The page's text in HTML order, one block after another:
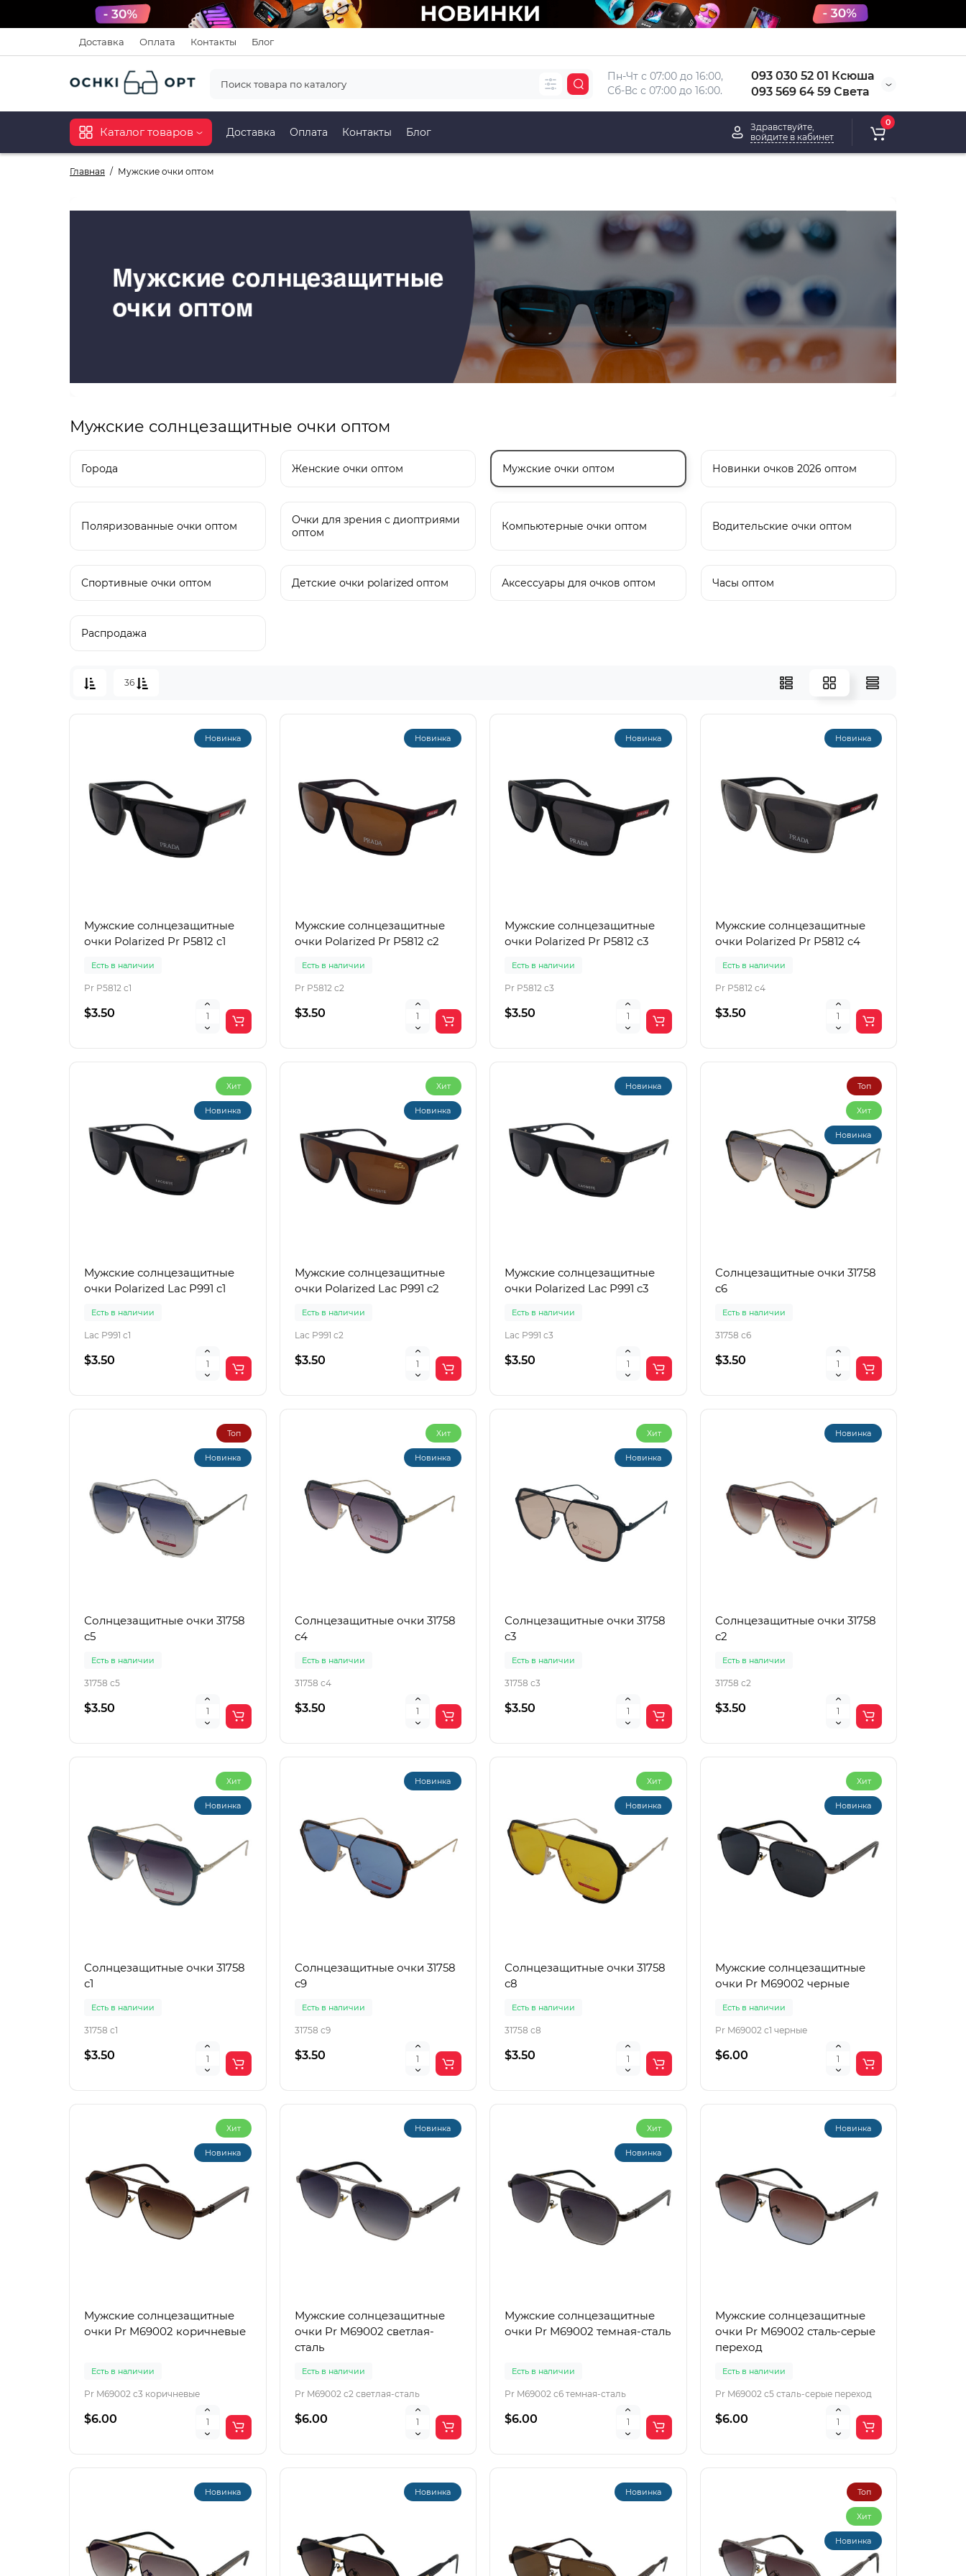
Доставка Оплата Контакты Блог
Пн-Чт с 07:00 до 16:00,
Сб-Вс с 07:00 до 16:00.
093 030 52 01 Ксюша
093 569 64 59 Света
Каталог товаров Доставка Оплата Контакты Блог
Здравствуйте,
войдите в кабинет
0
Главная Мужские очки оптом
Мужские солнцезащитные очки оптом
Города Женские очки оптом Мужские очки оптом Новинки очков 2026 оптом
Поляризованные очки оптом
Очки для зрения с диоптриями
оптом
Компьютерные очки оптом Водительские очки оптом
Спортивные очки оптом Детские очки polarized оптом Аксессуары для очков оптом Часы оптом
Распродажа
36
Новинка
Мужские солнцезащитные
очки Polarized Pr P5812 c1
Есть в наличии
Pr P5812 c1
$3.50
Новинка
Мужские солнцезащитные
очки Polarized Pr P5812 c2
Есть в наличии
Pr P5812 c2
$3.50
Новинка
Мужские солнцезащитные
очки Polarized Pr P5812 c3
Есть в наличии
Pr P5812 c3
$3.50
Новинка
Мужские солнцезащитные
очки Polarized Pr P5812 c4
Есть в наличии
Pr P5812 c4
$3.50
Хит
Новинка
Мужские солнцезащитные
очки Polarized Lac P991 c1
Есть в наличии
Lac P991 c1
$3.50
Хит
Новинка
Мужские солнцезащитные
очки Polarized Lac P991 c2
Есть в наличии
Lac P991 c2
$3.50
Новинка
Мужские солнцезащитные
очки Polarized Lac P991 c3
Есть в наличии
Lac P991 c3
$3.50
Топ
Хит
Новинка
Солнцезащитные очки 31758
с6
Есть в наличии
31758 с6
$3.50
Топ
Новинка
Солнцезащитные очки 31758
с5
Есть в наличии
31758 с5
$3.50
Хит
Новинка
Солнцезащитные очки 31758
с4
Есть в наличии
31758 с4
$3.50
Хит
Новинка
Солнцезащитные очки 31758
с3
Есть в наличии
31758 с3
$3.50
Новинка
Солнцезащитные очки 31758
с2
Есть в наличии
31758 с2
$3.50
Хит
Новинка
Солнцезащитные очки 31758
с1
Есть в наличии
31758 с1
$3.50
Новинка
Солнцезащитные очки 31758
с9
Есть в наличии
31758 с9
$3.50
Хит
Новинка
Солнцезащитные очки 31758
с8
Есть в наличии
31758 с8
$3.50
Хит
Новинка
Мужские солнцезащитные
очки Pr M69002 черные
Есть в наличии
Pr M69002 c1 черные
$6.00
Хит
Новинка
Мужские солнцезащитные
очки Pr M69002 коричневые
Есть в наличии
Pr M69002 c3 коричневые
$6.00
Новинка
Мужские солнцезащитные
очки Pr M69002 светлая-
сталь
Есть в наличии
Pr M69002 c2 светлая-сталь
$6.00
Хит
Новинка
Мужские солнцезащитные
очки Pr M69002 темная-сталь
Есть в наличии
Pr M69002 c6 темная-сталь
$6.00
Новинка
Мужские солнцезащитные
очки Pr M69002 сталь-серые
переход
Есть в наличии
Pr M69002 c5 сталь-серые переход
$6.00
Новинка Новинка Новинка Топ
Хит
Новинка